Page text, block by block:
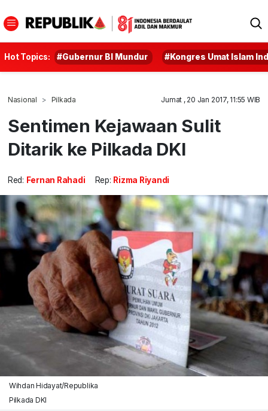
Hot Topics: #Gubernur BI Mundur #Kongres Umat Islam
Nasional Pilkada Jumat , 20 Jan 2017, 11:55 WIB
Sentimen Kejawaan Sulit
Ditarik ke Pilkada DKI
Red: Fernan Rahadi Rep: Rizma Riyandi
Wihdan Hidayat/Republika
Pilkada DKI